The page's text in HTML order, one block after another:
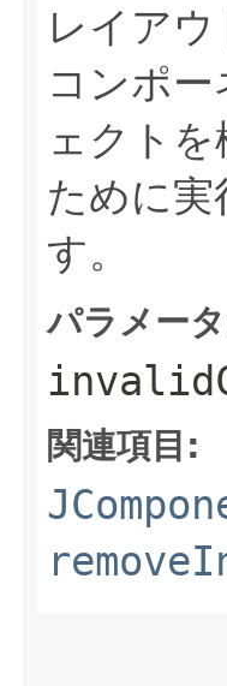
レイア
コンポ
ェクト
ために
す。
パラメー
関連項目: